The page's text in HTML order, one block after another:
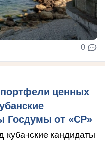
0
ценных
Госдумы от «СР»
кубанские кандидаты